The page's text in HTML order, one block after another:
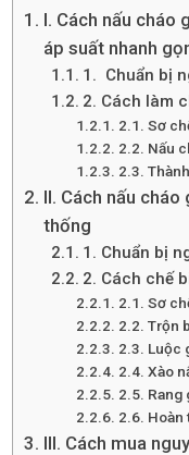
I. Cách nấu cháo
áp suất nhanh
1. Chuẩn bị
2. Cách làm
2.1. Sơ
2.2. Nấu
2.3.
II. Cách nấu
thống
1. Chuẩn bị
2. Cách chế
2.1. Sơ
2.2. Trộn
2.3. Luộc
2.4. Xào
2.5. Rang
2.6. Hoàn
III. Cách mua